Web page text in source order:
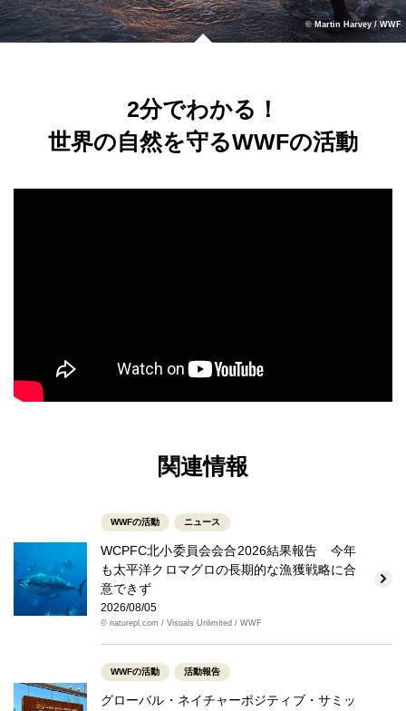
© Martin Harvey / WWF
2分でわかる！
世界の自然を守るWWFの活動
関連情報
WWFの活動 ニュース
WCPFC北小委員会会合2026結果報告 今年
も太平洋クロマグロの長期的な漁獲戦略に合
意できず
2026/08/05
© naturepl.com / Visuals Unlimited / WWF
WWFの活動 活動報告
グローバル・ネイチャーポジティブ・サミッ